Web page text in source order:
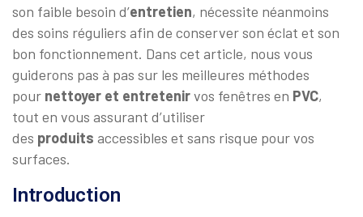
son faible besoin d’entretien, nécessite néanmoins
des soins réguliers afin de conserver son éclat et son
bon fonctionnement. Dans cet article, nous vous
guiderons pas à pas sur les meilleures méthodes
pour nettoyer et entretenirvos fenêtres en PVC,
tout en vous assurant d’utiliser
des produits accessibles et sans risque pour vos
surfaces.
Introduction